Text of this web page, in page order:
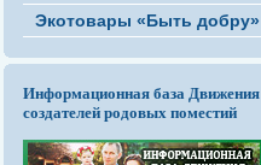
Экотовары «Быть добру»
Информационная база Движения
создателей родовых поместий